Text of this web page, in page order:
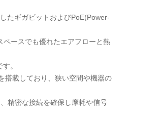
たギガビットおよびPoE(Power-
ースでも優れたエアフローと熱
。
搭載しており、狭い空間や機器の
精密な接続を確保し摩耗や信号